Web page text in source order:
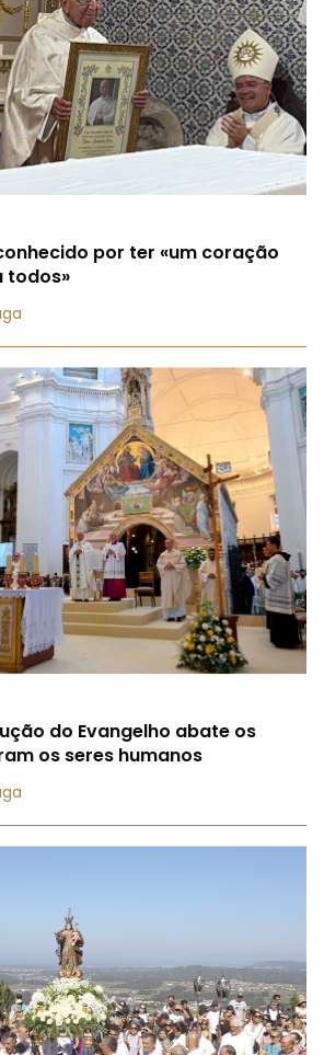
por ter «um coração
todos»
do Evangelho abate os
os seres humanos